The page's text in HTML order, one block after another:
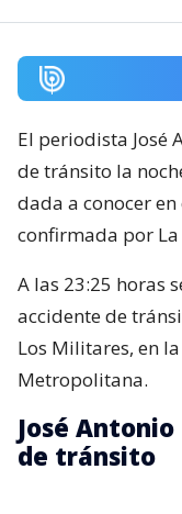
49.864
visitas
El periodista José
de tránsito la
dada a conocer
confirmada por La
A las 23:25 horas
accidente de